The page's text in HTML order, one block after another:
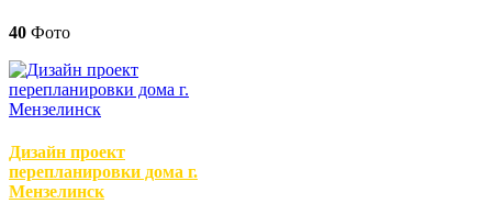
40 Фото
Дизайн проект
перепланировки дома г.
Мензелинск